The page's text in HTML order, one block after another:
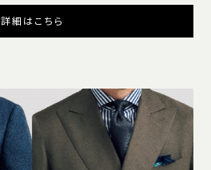
詳細はこちら